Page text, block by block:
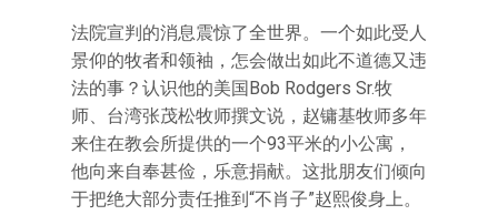
法院宣判的消息震惊了全世界。一个如此受人
景仰的牧者和领袖，怎会做出如此不道德又违
法的事？认识他的美国Bob Rodgers Sr.牧
师、台湾张茂松牧师撰文说，赵镛基牧师多年
来住在教会所提供的一个93平米的小公寓，
他向来自奉甚俭，乐意捐献。这批朋友们倾向
于把绝大部分责任推到“不肖子”赵熙俊身上。